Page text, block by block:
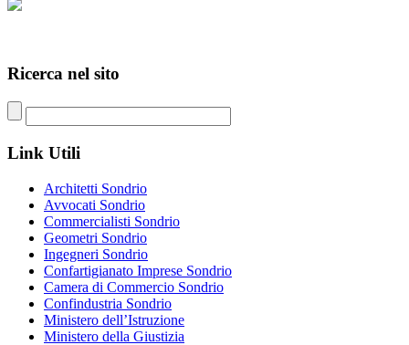
Ricerca nel sito
Link Utili
Architetti Sondrio
Avvocati Sondrio
Commercialisti Sondrio
Geometri Sondrio
Ingegneri Sondrio
Confartigianato Imprese Sondrio
Camera di Commercio Sondrio
Confindustria Sondrio
Ministero dell’Istruzione
Ministero della Giustizia